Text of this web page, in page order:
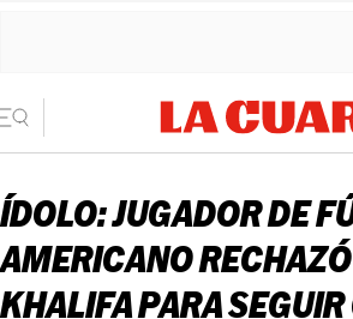
ÍDOLO: JUGADOR DE
AMERICANO
KHALIFA PARA